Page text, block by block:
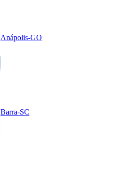
Anápolis-GO
Barra-SC